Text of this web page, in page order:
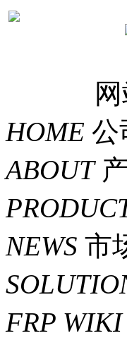
HOME 公
ABOUT
NEWS 市
FRP WIKI